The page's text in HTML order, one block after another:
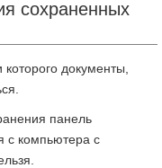
сохраненных
документы,
панель
с компьютера с